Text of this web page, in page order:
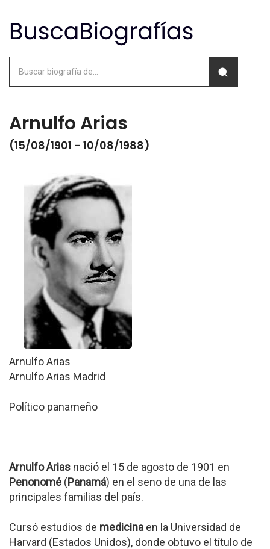
Arnulfo Arias
(15/08/1901 - 10/08/1988)
Arnulfo Arias
Arnulfo Arias Madrid
Político panameño
Arnulfo Arias nació el 15 de agosto de 1901 en
Penonomé (Panamá) en el seno de una de las
principales familias del país.
Cursó estudios de medicina en la Universidad de
Harvard (Estados Unidos), donde obtuvo el título de